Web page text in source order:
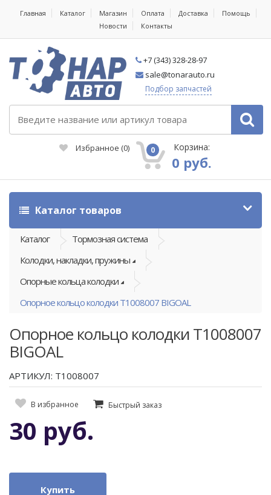
Главная Каталог Магазин Оплата Доставка
Помощь
Новости
Контакты
+7 (343) 328-28-97
sale@tonarauto.ru
Подбор запчастей
Избранное (0) 0 Корзина:
0 руб.
Каталог товаров
Каталог
Тормозная система
Колодки, накладки, пружины
Опорные кольца колодки
Опорное кольцо колодки T1008007 BIGOAL
Опорное кольцо колодки T1008007
BIGOAL
АРТИКУЛ: T1008007
В избранное Быстрый заказ
30 руб.
Купить